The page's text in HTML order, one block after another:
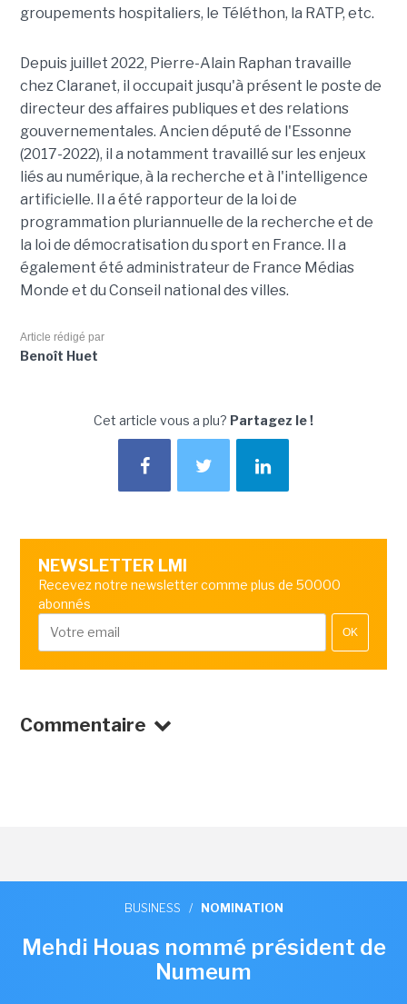
groupements hospitaliers, le Téléthon, la RATP, etc.
Depuis juillet 2022, Pierre-Alain Raphan travaille
chez Claranet, il occupait jusqu'à présent le poste de
directeur des affaires publiques et des relations
gouvernementales. Ancien député de l'Essonne
(2017-2022), il a notamment travaillé sur les enjeux
liés au numérique, à la recherche et à l'intelligence
artificielle. Il a été rapporteur de la loi de
programmation pluriannuelle de la recherche et de
la loi de démocratisation du sport en France. Il a
également été administrateur de France Médias
Monde et du Conseil national des villes.
Article rédigé par
Benoît Huet
Cet article vous a plu? Partagez le !
NEWSLETTER LMI
Recevez notre newsletter comme plus de 50000
abonnés
OK
Commentaire
BUSINESS / NOMINATION
Mehdi Houas nommé président de
Numeum